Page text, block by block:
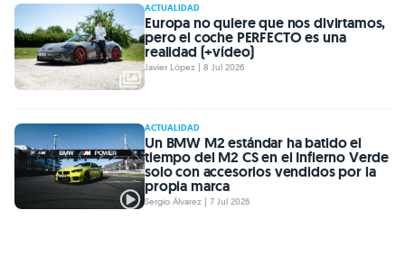
ACTUALIDAD
Europa no quiere que nos divirtamos,
pero el coche PERFECTO es una
realidad (+vídeo)
Javier López | 8 Jul 2026
ACTUALIDAD
Un BMW M2 estándar ha batido el
tiempo del M2 CS en el Infierno Verde
solo con accesorios vendidos por la
propia marca
Sergio Álvarez | 7 Jul 2026